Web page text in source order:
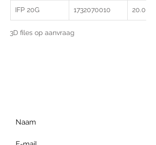
IFP 20G 1732070010 20.0 -
3D files op aanvraag